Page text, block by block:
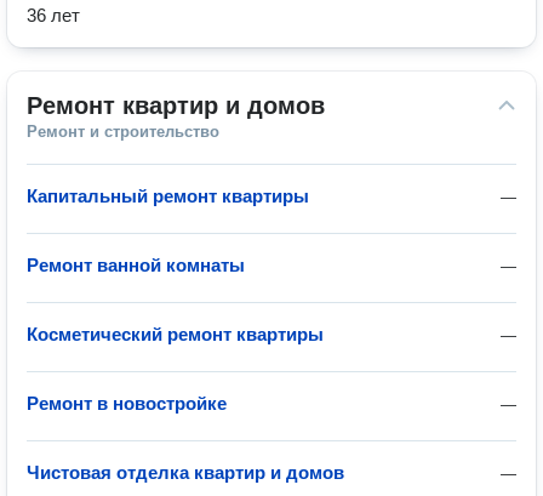
36 лет
Ремонт квартир и домов
Ремонт и строительство
—
Капитальный ремонт квартиры
—
Ремонт ванной комнаты
—
Косметический ремонт квартиры
—
Ремонт в новостройке
—
Чистовая отделка квартир и домов